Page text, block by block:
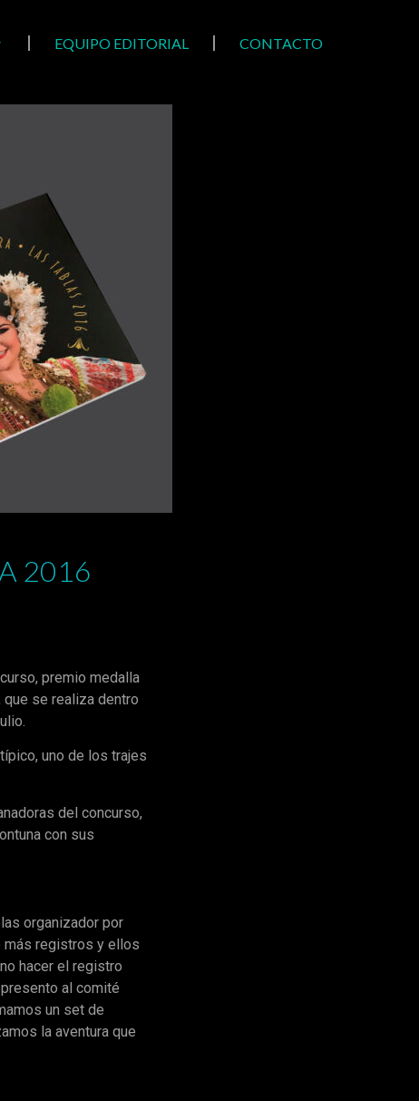
EQUIPO EDITORIAL CONTACTO
2016
premio medalla
se realiza dentro
uno de los trajes
del concurso,
con sus
organizador por
más registros y ellos
hacer el registro
al comité
un set de
la aventura que